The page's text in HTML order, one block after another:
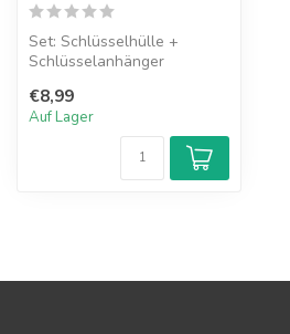
Set: Schlüsselhülle +
Schlüsselanhänger
€8,99
Auf Lager